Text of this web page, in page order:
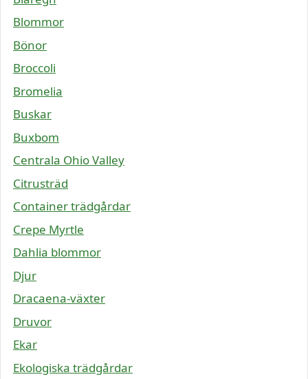
Blommor
Bönor
Broccoli
Bromelia
Buskar
Buxbom
Centrala Ohio Valley
Citrusträd
Container trädgårdar
Crepe Myrtle
Dahlia blommor
Djur
Dracaena-växter
Druvor
Ekar
Ekologiska trädgårdar